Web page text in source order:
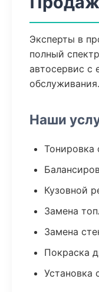
Эксперты в
полный
автосервис с
обслуживания.
Наши
Тонировка
Кузовной
Замена
Замена
Покраска
Установка